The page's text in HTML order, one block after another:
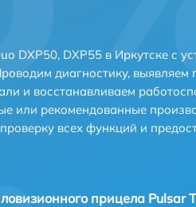
DXP50, DXP55 в Иркутске с
диагностику, выявляем
и восстанавливаем
или рекомендованные
всех функций и
прицела Pulsar